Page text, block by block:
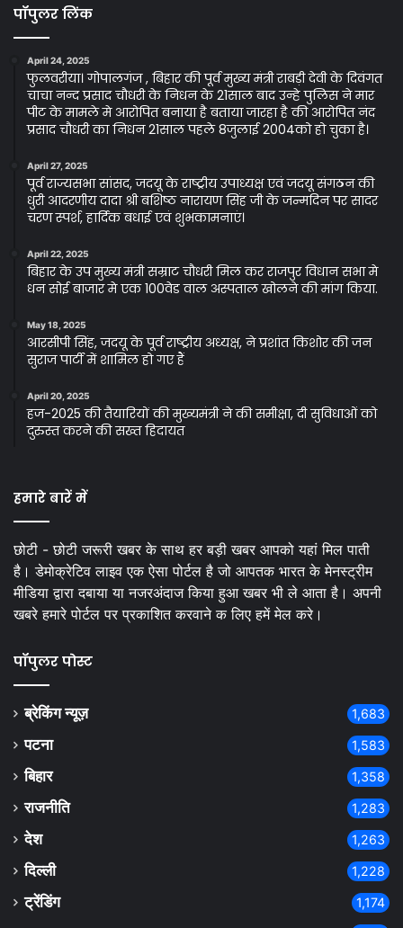
पॉपुलर लिंक
April 24, 2025
फुलवरीया। गोपालगंज , बिहार की पूर्व मुख्य मंत्री राबड़ी देवी के दिवंगत
चाचा नन्द प्रसाद चौधरी के निधन के 21साल बाद उन्हे पुलिस ने मार
पीट के मामले मे आरोपित बनाया है बताया जारहा है की आरोपित नंद
प्रसाद चौधरी का निधन 21साल पहले 8जुलाई 2004को हो चुका है।
April 27, 2025
पूर्व राज्यसभा सांसद, जदयू के राष्ट्रीय उपाध्यक्ष एवं जदयू संगठन की
धुरी आदरणीय दादा श्री बशिष्ठ नारायण सिंह जी के जन्मदिन पर सादर
चरण स्पर्श, हार्दिक बधाई एवं शुभकामनाएं।
April 22, 2025
बिहार के उप मुख्य मंत्री सम्राट चौधरी मिल कर राजपुर विधान सभा मे
धन सोई बाजार मे एक 100वेड वाल अस्पताल खोलने की मांग किया.
May 18, 2025
आरसीपी सिंह, जदयू के पूर्व राष्ट्रीय अध्यक्ष, ने प्रशांत किशोर की जन
सुराज पार्टी में शामिल हो गए हैं
April 20, 2025
हज-2025 की तैयारियों की मुख्यमंत्री ने की समीक्षा, दी सुविधाओं को
दुरुस्त करने की सख्त हिदायत
हमारे बारें में
छोटी - छोटी जरूरी खबर के साथ हर बड़ी खबर आपको यहां मिल पाती
है। डेमोक्रेटिव लाइव एक ऐसा पोर्टल है जो आपतक भारत के मेनस्ट्रीम
मीडिया द्वारा दबाया या नजरअंदाज किया हुआ खबर भी ले आता है। अपनी
खबरे हमारे पोर्टल पर प्रकाशित करवाने क लिए हमें मेल करे।
पॉपुलर पोस्ट
ब्रेकिंग न्यूज़ 1,683
पटना 1,583
बिहार 1,358
राजनीति 1,283
देश 1,263
दिल्ली 1,228
ट्रेंडिंग 1,174